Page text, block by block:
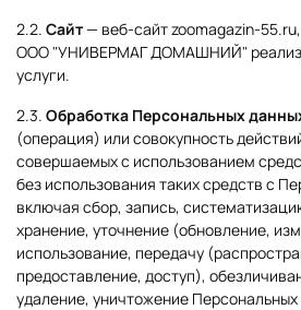
2.2. Сайт— веб-сайт zoomagazin-
ООО "УНИВЕРМАГ ДОМАШНИЙ"
услуги.
2.3. Обработка Персональных
(операция) или совокупность
совершаемых с использованием
без использования таких средств с
включая сбор, запись,
хранение, уточнение (обновление,
использование, передачу
предоставление, доступ),
удаление, уничтожение Персональных